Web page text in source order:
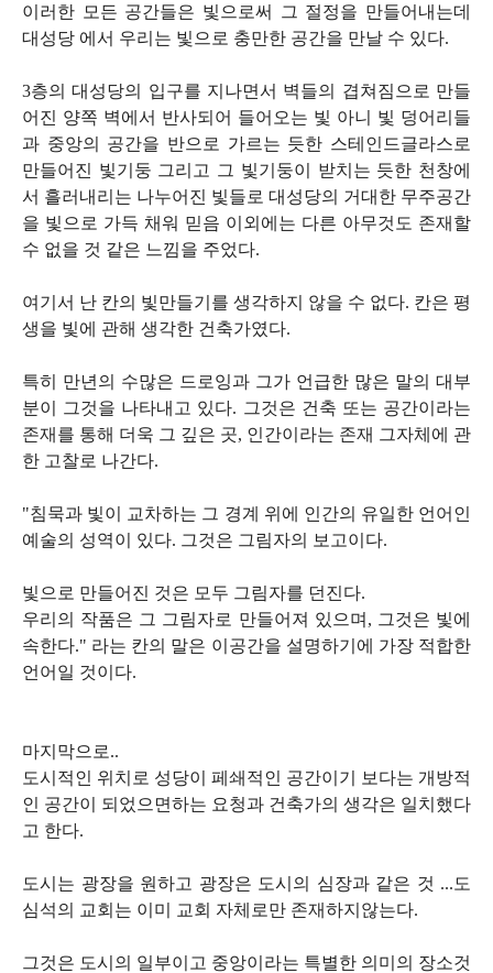
이러한 모든 공간들은 빛으로써 그 절정을 만들어내는데
대성당 에서 우리는 빛으로 충만한 공간을 만날 수 있다.
3층의 대성당의 입구를 지나면서 벽들의 겹쳐짐으로 만들
어진 양쪽 벽에서 반사되어 들어오는 빛 아니 빛 덩어리들
과 중앙의 공간을 반으로 가르는 듯한 스테인드글라스로
만들어진 빛기둥 그리고 그 빛기둥이 받치는 듯한 천창에
서 흘러내리는 나누어진 빛들로 대성당의 거대한 무주공간
을 빛으로 가득 채워 믿음 이외에는 다른 아무것도 존재할
수 없을 것 같은 느낌을 주었다.
여기서 난 칸의 빛만들기를 생각하지 않을 수 없다. 칸은 평
생을 빛에 관해 생각한 건축가였다.
특히 만년의 수많은 드로잉과 그가 언급한 많은 말의 대부
분이 그것을 나타내고 있다. 그것은 건축 또는 공간이라는
존재를 통해 더욱 그 깊은 곳, 인간이라는 존재 그자체에 관
한 고찰로 나간다.
"침묵과 빛이 교차하는 그 경계 위에 인간의 유일한 언어인
예술의 성역이 있다. 그것은 그림자의 보고이다.
빛으로 만들어진 것은 모두 그림자를 던진다.
우리의 작품은 그 그림자로 만들어져 있으며, 그것은 빛에
속한다." 라는 칸의 말은 이공간을 설명하기에 가장 적합한
언어일 것이다.
마지막으로..
도시적인 위치로 성당이 페쇄적인 공간이기 보다는 개방적
인 공간이 되었으면하는 요청과 건축가의 생각은 일치했다
고 한다.
도시는 광장을 원하고 광장은 도시의 심장과 같은 것 ...도
심석의 교회는 이미 교회 자체로만 존재하지않는다.
그것은 도시의 일부이고 중앙이라는 특별한 의미의 장소것